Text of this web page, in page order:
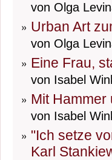
von Olga
Urban Art
von Olga
Eine Frau,
von Isabel
Mit Hammer
von Isabel
"Ich setze
Karl